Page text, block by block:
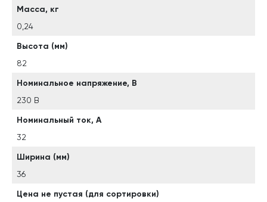
Масса, кг
0,24
Высота (мм)
82
Номинальное напряжение, В
230 В
Номинальный ток, А
32
Ширина (мм)
36
Цена не пустая (для сортировки)